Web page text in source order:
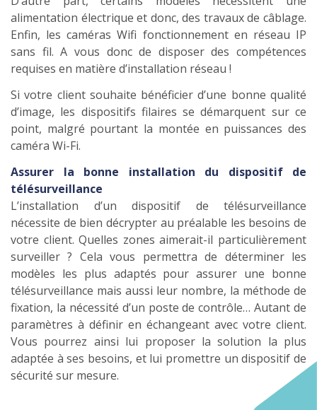
alimentation électrique et donc, des travaux de câblage.
Enfin, les caméras Wifi fonctionnement en réseau IP
sans fil. A vous donc de disposer des compétences
requises en matière d’installation réseau !
Si votre client souhaite bénéficier d’une bonne qualité
d’image, les dispositifs filaires se démarquent sur ce
point, malgré pourtant la montée en puissances des
caméra Wi-Fi.
Assurer la bonne installation du dispositif de
télésurveillance
L’installation d’un dispositif de télésurveillance
nécessite de bien décrypter au préalable les besoins de
votre client. Quelles zones aimerait-il particulièrement
surveiller ? Cela vous permettra de déterminer les
modèles les plus adaptés pour assurer une bonne
télésurveillance mais aussi leur nombre, la méthode de
fixation, la nécessité d’un poste de contrôle… Autant de
paramètres à définir en échangeant avec votre client.
Vous pourrez ainsi lui proposer la solution la plus
adaptée à ses besoins, et lui promettre un dispositif de
sécurité sur mesure.